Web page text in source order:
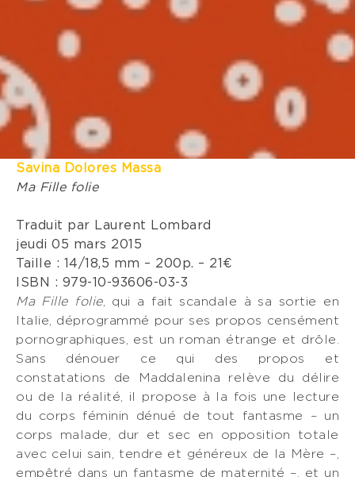
Savina Dolores Massa
Ma Fille folie
Traduit par Laurent Lombard
jeudi 05 mars 2015
Taille : 14/18,5 mm – 200p. – 21€
ISBN : 979-10-93606-03-3
Ma Fille folie, qui a fait scandale à sa sortie en
Italie, déprogrammé pour ses propos censément
pornographiques, est un roman étrange et drôle.
Sans dénouer ce qui des propos et
constatations de Maddalenina relève du délire
ou de la réalité, il propose à la fois une lecture
du corps féminin dénué de tout fantasme – un
corps malade, dur et sec en opposition totale
avec celui sain, tendre et généreux de la Mère –,
empêtré dans un fantasme de maternité –, et un